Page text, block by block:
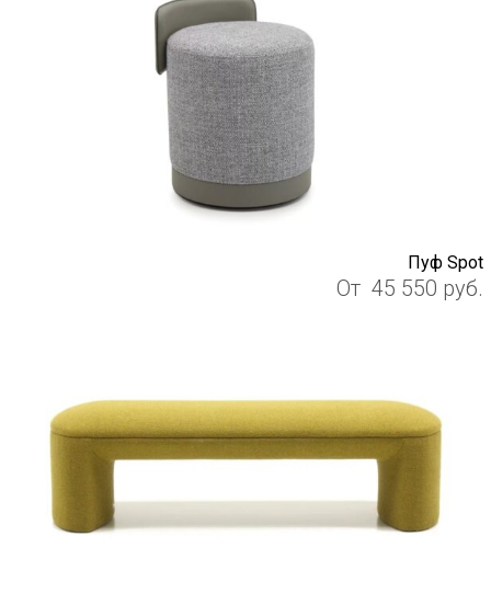
Пуф Spot
От 45 550 руб.